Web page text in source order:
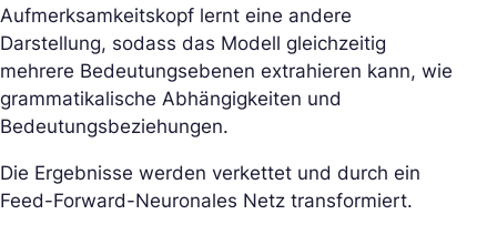
Aufmerksamkeitskopf lernt eine andere
Darstellung, sodass das Modell gleichzeitig
mehrere Bedeutungsebenen extrahieren kann, wie
grammatikalische Abhängigkeiten und
Bedeutungsbeziehungen.
Die Ergebnisse werden verkettet und durch ein
Feed-Forward-Neuronales Netz transformiert.